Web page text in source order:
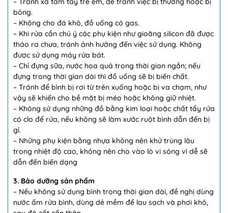
bỏng.
– Không cho đá khô, đồ uống có gas.
– Khi rửa cần chú ý các phụ kiện như gioăng silicon đã được
tháo ra chưa, tránh ảnh hưởng đến việc sử dụng. Không
được sử dụng máy rửa bát.
– Chỉ đựng sữa, nước hoa quả trong thời gian ngắn; nếu
đựng trong thời gian dài thì đồ uống sẽ bị biến chất.
– Tránh để bình bị rơi từ trên xuống hoặc bị va chạm, như
vậy sẽ khiến cho bề mặt bị méo hoặc không giữ nhiệt.
– Không sử dụng những đồ bằng kim loại hoặc chất tẩy rửa
có clo để rửa, nếu không sẽ làm xước ruột bình dẫn đến bị
gỉ.
– Những phụ kiện bằng nhựa không nên khử trùng lâu
trong nhiệt độ cao, không nên cho vào lò vi sóng vì dễ sẽ
dẫn đến biến dạng
3. Bảo dưỡng sản phẩm
– Nếu không sử dụng bình trong thời gian dài, đề nghị dùng
nước ấm rửa bình, dùng dẻ mềm để lau sạch và phơi khô,